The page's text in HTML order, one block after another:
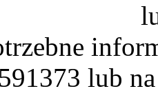
lub